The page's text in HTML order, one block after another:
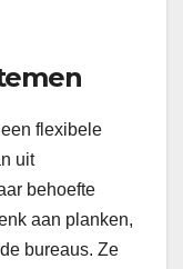
flexibele
uit
behoefte
aan planken,
bureaus. Ze